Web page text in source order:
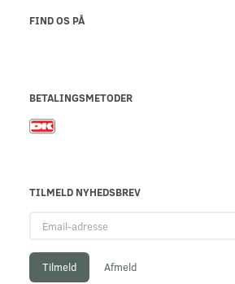
FIND OS PÅ
BETALINGSMETODER
TILMELD NYHEDSBREV
adresse
Tilmeld Afmeld